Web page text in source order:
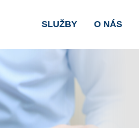
SLUŽBY O NÁS